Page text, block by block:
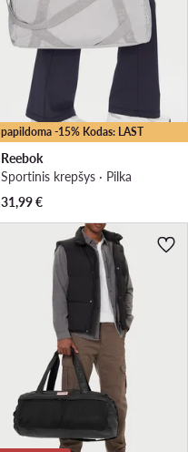
papildoma -15% Kodas: LAST
Reebok
Sportinis krepšys · Pilka
31,99€